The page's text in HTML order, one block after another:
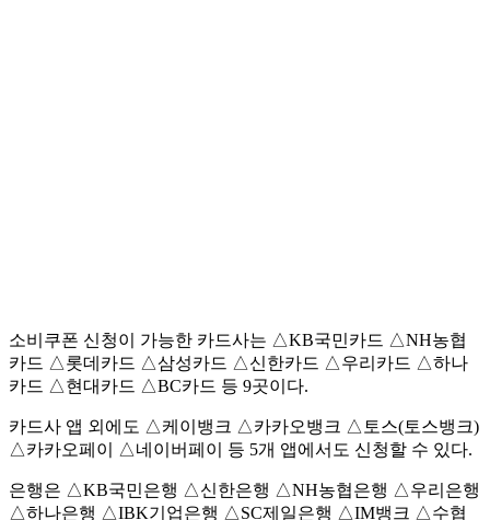
소비쿠폰 신청이 가능한 카드사는 △KB국민카드 △NH농협
카드 △롯데카드 △삼성카드 △신한카드 △우리카드 △하나
카드 △현대카드 △BC카드 등 9곳이다.
카드사 앱 외에도 △케이뱅크 △카카오뱅크 △토스(토스뱅크)
△카카오페이 △네이버페이 등 5개 앱에서도 신청할 수 있다.
은행은 △KB국민은행 △신한은행 △NH농협은행 △우리은행
△하나은행 △IBK기업은행 △SC제일은행 △IM뱅크 △수협